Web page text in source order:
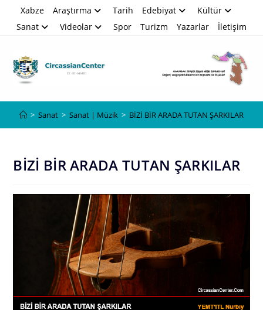
Xabze Araştırma Tarih Edebiyat
Kültür
Sanat
Videolar Spor Turizm Yazarlar İletişim
> Sanat > Sanat | Müzik > BİZİ BİR ARADA TUTAN ŞARKILAR
BİZİ BİR ARADA TUTAN ŞARKILAR